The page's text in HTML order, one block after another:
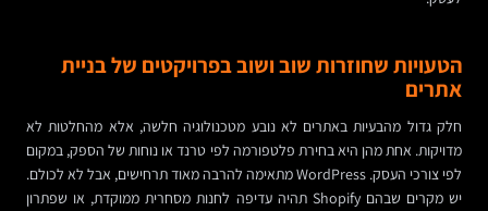
הטעויות שחוזרות שוב ושוב בפרויקטים של בניית
אתרים
חלק גדול מהבעיות באתרים לא נובע מטכנולוגיה חלשה, אלא מהחלטות לא
מדויקות. אחת מהן היא בחירת פלטפורמה לפי טרנד או נוחות של הספק, במקום
לפי צורכי העסק. WordPress מתאימה להרבה מאוד תרחישים, אבל לא לכולם.
יש מקרים שבהם Shopify תהיה עדיפה לחנות מסחרית ממוקדת, או שפתרון